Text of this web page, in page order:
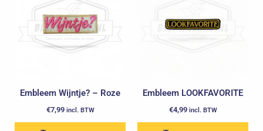
Embleem Wijntje? – Roze
€7,99 incl. BTW
Embleem LOOKFAVORITE
€4,99 incl. BTW